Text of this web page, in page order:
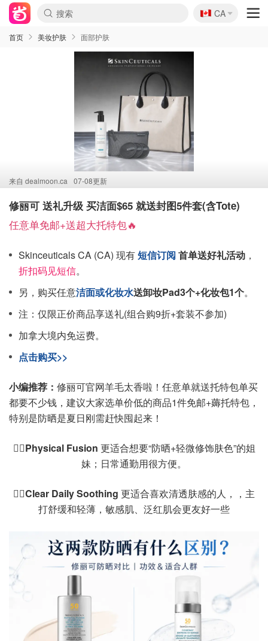
🇨🇦
CA
首页 美妆护肤 面部护肤
来自 dealmoon.ca 07-08更新
修丽可 送礼升级 买洁面$65 就送封图5件套(含Tote)
任意单免邮+送超大托特包🔥
Skinceuticals CA (CA) 现有短信订阅 首单送好礼活动 ，
折扣码见短信。
另，购买任意洁面或化妆水送卸妆Pad3个+化妆包1个。
注：仅限正价商品享送礼(组合购9折+套装不参加)
加拿大境内免运费。
点击购买>>
小编推荐： 修丽可官网羊毛太香啦！任意单就送托特包单买
都要不少钱，建议大家选单价低的商品1件免邮+薅托特包，
特别是防晒是夏日刚需赶快囤起来！
👉🏻Physical Fusion 更适合想要“防晒+轻微修饰肤色”的姐
妹；日常通勤用很方便。
👉🏻Clear Daily Soothing 更适合喜欢清透肤感的人，，主
打舒缓和轻薄，敏感肌、泛红肌会更友好一些